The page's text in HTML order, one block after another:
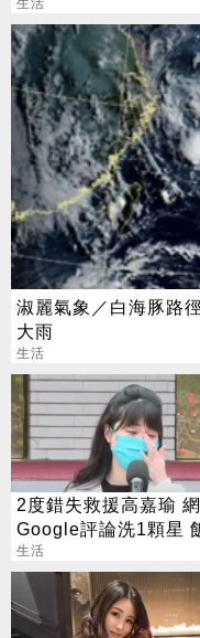
3/22截止收件
生活
淑麗氣象／白海豚路
大雨
生活
2度錯失救援高嘉瑜
Google評論洗1顆星
回應了
生活